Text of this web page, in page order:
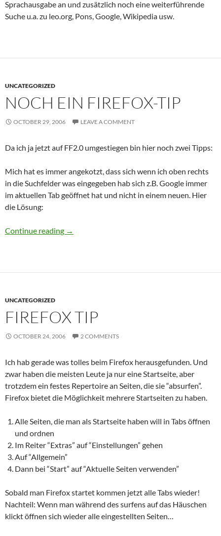
Sprachausgabe an und zusätzlich noch eine weiterführende
Suche u.a. zu leo.org, Pons, Google, Wikipedia usw.
UNCATEGORIZED
NOCH EIN FIREFOX-TIP
OCTOBER 29, 2006 LEAVE A COMMENT
Da ich ja jetzt auf FF2.0 umgestiegen bin hier noch zwei Tipps:
Mich hat es immer angekotzt, dass sich wenn ich oben rechts
in die Suchfelder was eingegeben hab sich z.B. Google immer
im aktuellen Tab geöffnet hat und nicht in einem neuen. Hier
die Lösung:
Continue reading Noch ein Firefox-Tip
→
UNCATEGORIZED
FIREFOX TIP
OCTOBER 24, 2006 2 COMMENTS
Ich hab gerade was tolles beim Firefox herausgefunden. Und
zwar haben die meisten Leute ja nur eine Startseite, aber
trotzdem ein festes Repertoire an Seiten, die sie “absurfen”.
Firefox bietet die Möglichkeit mehrere Startseiten zu haben.
Alle Seiten, die man als Startseite haben will in Tabs öffnen
und ordnen
Im Reiter “Extras” auf “Einstellungen” gehen
Auf “Allgemein”
Dann bei “Start” auf “Aktuelle Seiten verwenden”
Sobald man Firefox startet kommen jetzt alle Tabs wieder!
Nachteil: Wenn man während des surfens auf das Häuschen
klickt öffnen sich wieder alle eingestellten Seiten…